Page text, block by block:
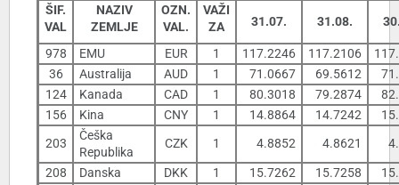
ŠIF.
VAL
NAZIV
ZEMLJE
OZN.
VAL.
VAŽI
ZA
31.07. 31.08.
978 EMU EUR 1 117.2246 117.2106
36
Australija AUD 1 71.0667 69.5612
124
Kanada CAD 1 80.3018 79.2874
156
Kina CNY 1 14.8864 14.7242
203
Češka
Republika
CZK 1 4.8852 4.8621
208 Danska DKK 1 15.7262 15.7258